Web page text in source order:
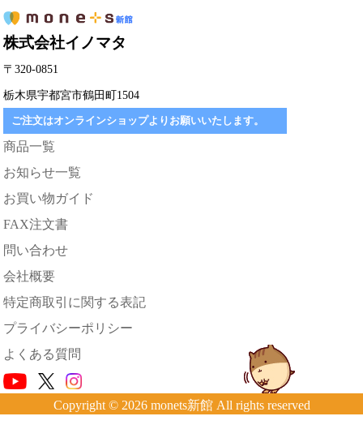
株式会社イノマタ
〒320-0851
栃木県宇都宮市鶴田町1504
ご注文はオンラインショップよりお願いいたします。
商品一覧
お知らせ一覧
お買い物ガイド
FAX注文書
問い合わせ
会社概要
特定商取引に関する表記
プライバシーポリシー
よくある質問
Copyright © 2026 monets新館 All rights reserved